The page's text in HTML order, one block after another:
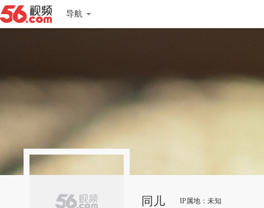
导航
同儿 IP属地：未知